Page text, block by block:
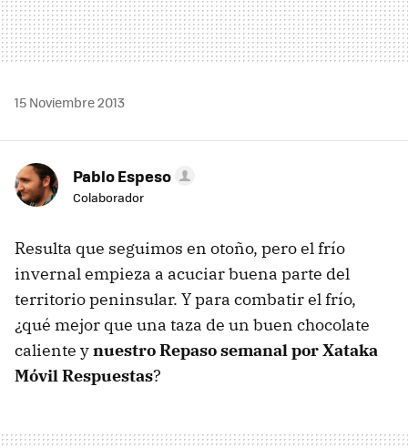
15 Noviembre 2013
Pablo Espeso
Colaborador
Resulta que seguimos en otoño, pero el frío
invernal empieza a acuciar buena parte del
territorio peninsular. Y para combatir el frío,
¿qué mejor que una taza de un buen chocolate
caliente ynuestro Repaso semanal por Xataka
Móvil Respuestas?